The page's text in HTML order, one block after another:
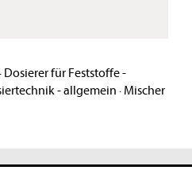
· Dosierer für Feststoffe -
- allgemein · Mischer